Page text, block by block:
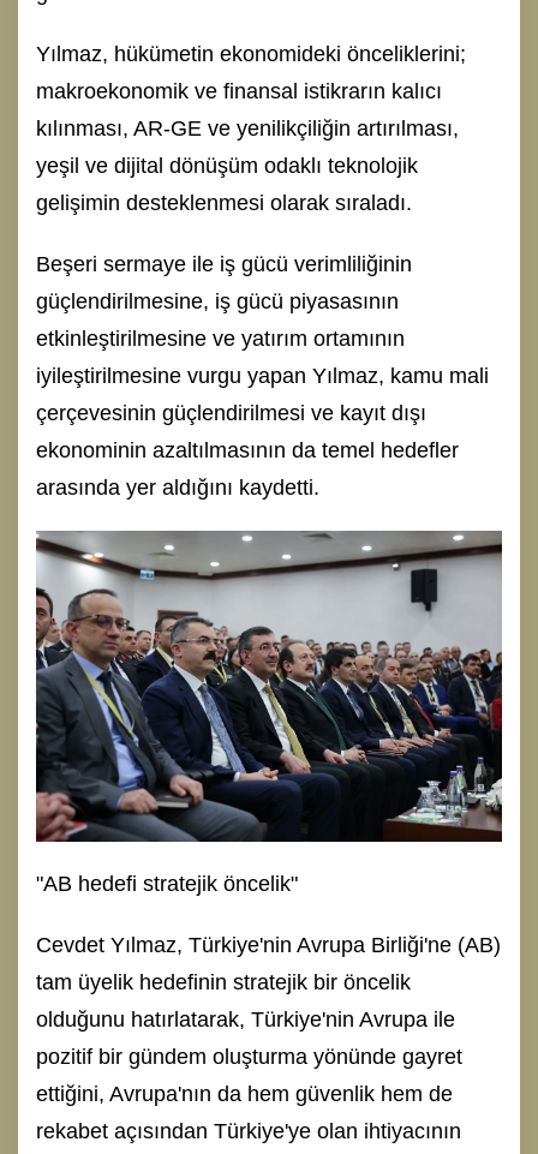
Yılmaz, hükümetin ekonomideki önceliklerini;
makroekonomik ve finansal istikrarın kalıcı
kılınması, AR-GE ve yenilikçiliğin artırılması,
yeşil ve dijital dönüşüm odaklı teknolojik
gelişimin desteklenmesi olarak sıraladı.
Beşeri sermaye ile iş gücü verimliliğinin
güçlendirilmesine, iş gücü piyasasının
etkinleştirilmesine ve yatırım ortamının
iyileştirilmesine vurgu yapan Yılmaz, kamu mali
çerçevesinin güçlendirilmesi ve kayıt dışı
ekonominin azaltılmasının da temel hedefler
arasında yer aldığını kaydetti.
"AB hedefi stratejik öncelik"
Cevdet Yılmaz, Türkiye'nin Avrupa Birliği'ne (AB)
tam üyelik hedefinin stratejik bir öncelik
olduğunu hatırlatarak, Türkiye'nin Avrupa ile
pozitif bir gündem oluşturma yönünde gayret
ettiğini, Avrupa'nın da hem güvenlik hem de
rekabet açısından Türkiye'ye olan ihtiyacının